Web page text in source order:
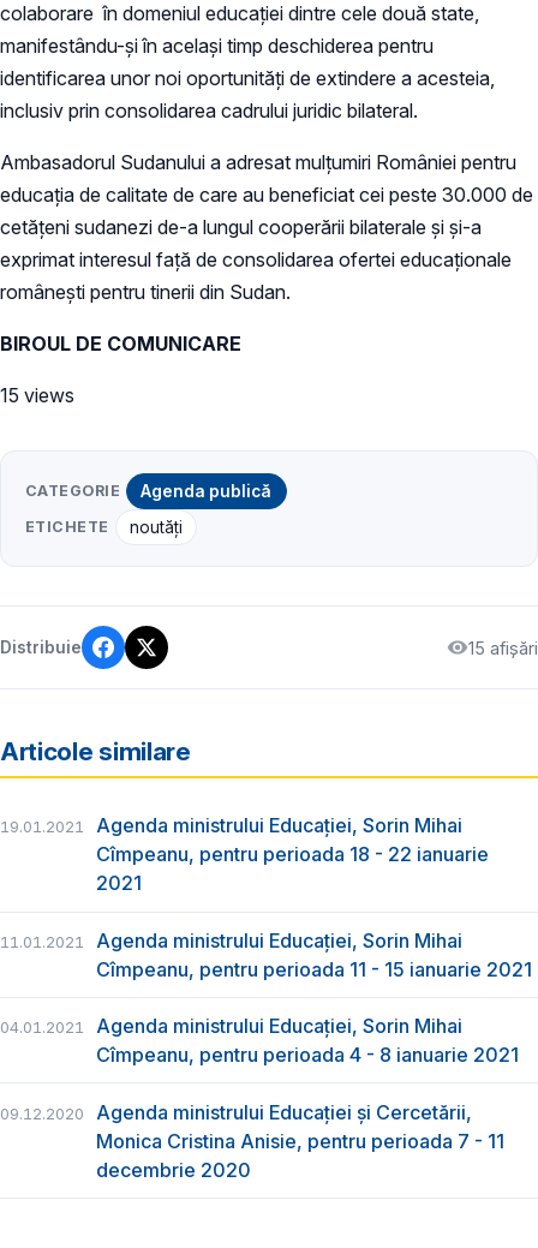
colaborare în domeniul educației dintre cele două state,
manifestându-și în același timp deschiderea pentru
identificarea unor noi oportunități de extindere a acesteia,
inclusiv prin consolidarea cadrului juridic bilateral.
Ambasadorul Sudanului a adresat mulțumiri României pentru
educația de calitate de care au beneficiat cei peste 30.000 de
cetățeni sudanezi de-a lungul cooperării bilaterale și și-a
exprimat interesul față de consolidarea ofertei educaționale
românești pentru tinerii din Sudan.
BIROUL DE COMUNICARE
15 views
CATEGORIE Agenda publică
ETICHETE noutăți
Distribuie 15 afișări
Articole similare
19.01.2021
Agenda ministrului Educației, Sorin Mihai
Cîmpeanu, pentru perioada 18 - 22 ianuarie
2021
11.01.2021
Agenda ministrului Educației, Sorin Mihai
Cîmpeanu, pentru perioada 11 - 15 ianuarie 2021
04.01.2021
Agenda ministrului Educației, Sorin Mihai
Cîmpeanu, pentru perioada 4 - 8 ianuarie 2021
09.12.2020
Agenda ministrului Educației și Cercetării,
Monica Cristina Anisie, pentru perioada 7 - 11
decembrie 2020